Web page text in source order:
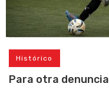
Histórico
Para otra denuncia